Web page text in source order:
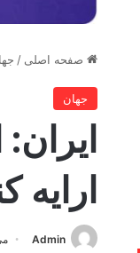
صفحه اصلی /
جهان
ارایه
Admin می